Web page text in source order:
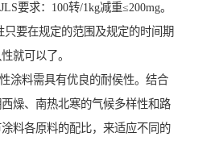
要求：100转/1kg减重≤200mg。
只要在规定的范围及规定的时间期
就可以了。
涂料需具有优良的耐侯性。结合
燥、南热北寒的气候多样性和路
料各原料的配比，来适应不同的